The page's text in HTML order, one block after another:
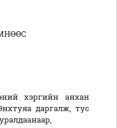
хэргийн анхан
даргалж, тус